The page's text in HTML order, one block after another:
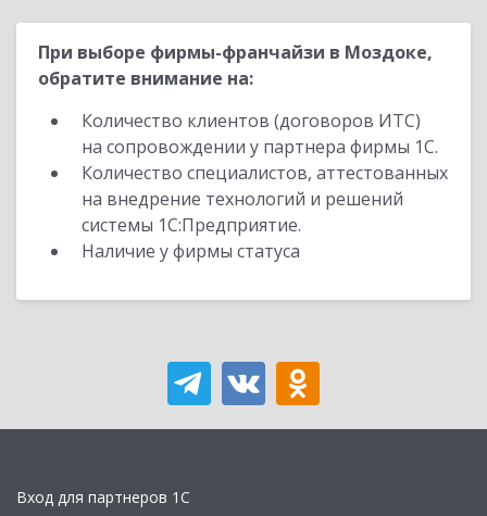
При выборе фирмы-франчайзи в Моздоке,
обратите внимание на:
Количество клиентов (договоров ИТС)
на сопровождении у партнера фирмы 1С.
Количество специалистов, аттестованных
на внедрение технологий и решений
системы 1С:Предприятие.
Наличие у фирмы статуса
Вход для партнеров 1С